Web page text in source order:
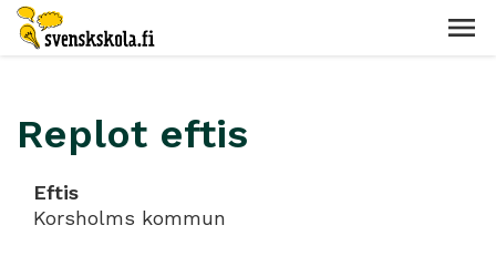
Replot eftis
Eftis
Korsholms kommun